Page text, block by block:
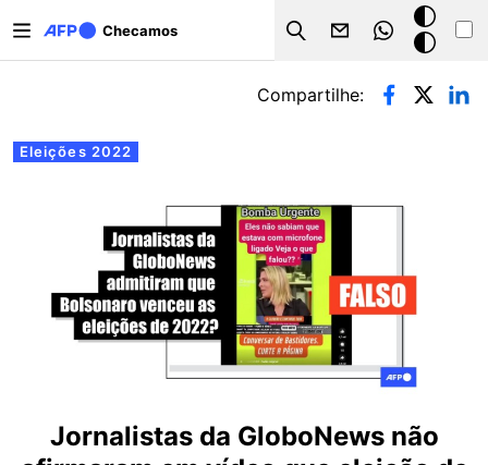
Checamos
Search
Modo
escuro
Abas primárias
Eleições 2022
Compartilhe:
Jornalistas da GloboNews não